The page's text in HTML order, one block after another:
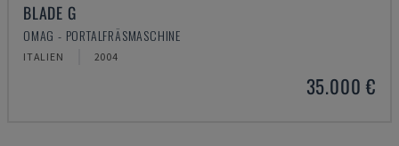
BLADE G
OMAG - PORTALFRÄSMASCHINE
ITALIEN 2004
35.000 €